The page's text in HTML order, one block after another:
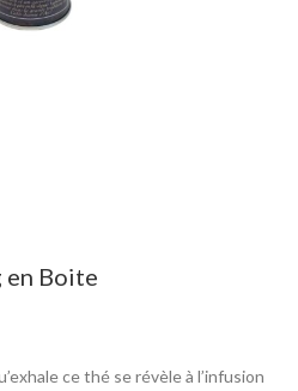
en Boite
ce thé se révèle à l’infusion